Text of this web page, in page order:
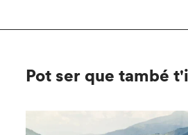
Pot ser que també